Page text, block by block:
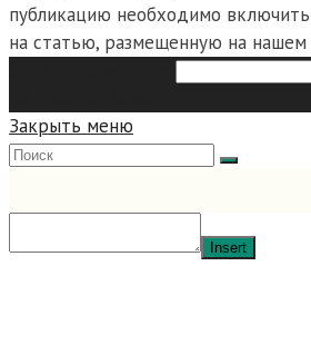
публикацию необходимо
на статью, размещенную на нашем
Закрыть меню
Insert